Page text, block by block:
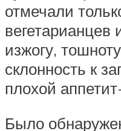
отмечали
вегетарианцев
изжогу,
склонность к
плохой
Было